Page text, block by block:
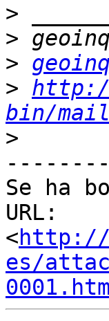
>
>
>
>
bin/
>
Se ha
URL:
<http://
es/